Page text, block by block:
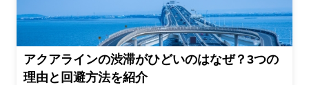
アクアラインの渋滞がひどいのはなぜ？3つの
理由と回避方法を紹介